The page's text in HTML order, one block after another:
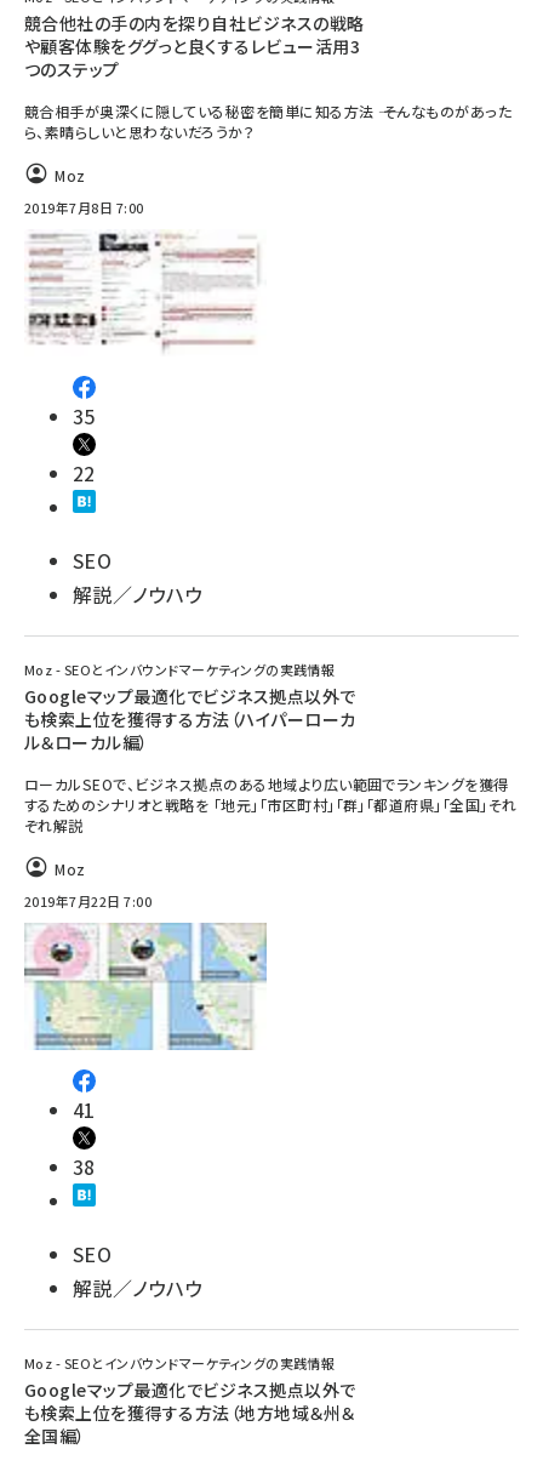
競合他社の手の内を探り自社ビジネスの戦略
や顧客体験をググっと良くするレビュー活用3
つのステップ
競合相手が奥深くに隠している秘密を簡単に知る方法 ―― そんなものがあった
ら、素晴らしいと思わないだろうか？
Moz
2019年7月8日 7:00
35
22
SEO
解説／ノウハウ
Moz - SEOとインバウンドマーケティングの実践情報
Googleマップ最適化でビジネス拠点以外で
も検索上位を獲得する方法（ハイパーローカ
ル＆ローカル編）
ローカルSEOで、ビジネス拠点のある地域より広い範囲でランキングを獲得
するためのシナリオと戦略を 「地元」「市区町村」「群」「都道府県」「全国」それ
ぞれ解説
Moz
2019年7月22日 7:00
41
38
SEO
解説／ノウハウ
Moz - SEOとインバウンドマーケティングの実践情報
Googleマップ最適化でビジネス拠点以外で
も検索上位を獲得する方法（地方地域＆州＆
全国編）